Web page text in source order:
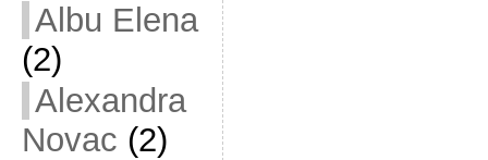
Albu Elena
(2)
Alexandra
Novac (2)